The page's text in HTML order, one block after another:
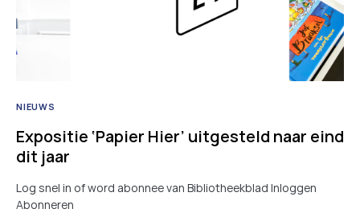
NIEUWS
Expositie ‘Papier Hier’ uitgesteld naar eind
dit jaar
Log snel in of word abonnee van Bibliotheekblad Inloggen
Abonneren